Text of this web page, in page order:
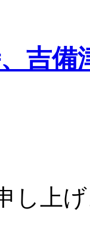
吉
し上